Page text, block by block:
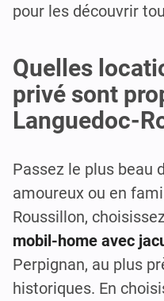
pour les découvrir
Quelles
privé sont
Languedoc-
Passez le plus beau
amoureux ou en
Roussillon,
mobil-home avec
Perpignan, au plus
historiques. En